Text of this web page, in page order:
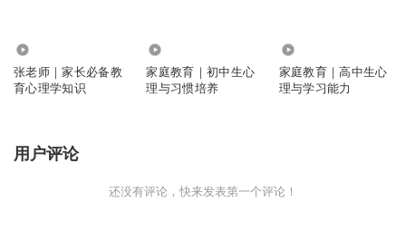
没有教练，天才也只能是二流选手。
二
接纳了现状，父母就不用为孩子的学习操心了。
投机却往往大有市场，因为它给了一些人懒惰的理由，
张老师｜家长必备教
育心理学知识
家庭教育｜初中生心
理与习惯培养
家庭教育｜高中生心
理与学习能力
用户评论
还没有评论，快来发表第一个评论！